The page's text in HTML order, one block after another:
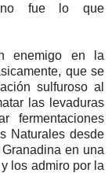
no fue lo que
enemigo en la
que se
sulfuroso al
las levaduras
fermentaciones
Naturales desde
en una
los admiro por la